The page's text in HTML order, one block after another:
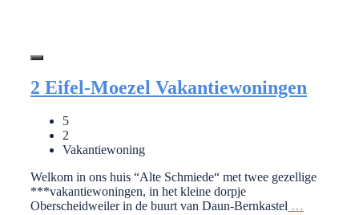
2 Eifel-Moezel Vakantiewoningen
5
2
Vakantiewoning
Welkom in ons huis “Alte Schmiede“ met twee gezellige
***vakantiewoningen, in het kleine dorpje
Oberscheidweiler in de buurt van Daun-Bernkastel …